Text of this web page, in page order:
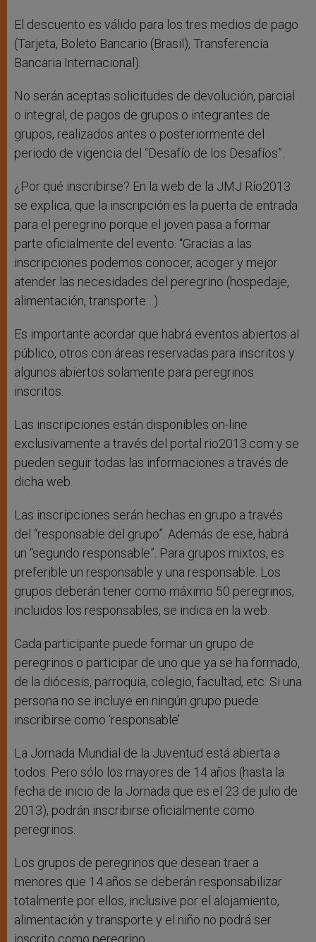
El descuento es válido para los tres medios de pago
(Tarjeta, Boleto Bancario (Brasil), Transferencia
Bancaria Internacional).
No serán aceptas solicitudes de devolución, parcial
o integral, de pagos de grupos o integrantes de
grupos, realizados antes o posteriormente del
periodo de vigencia del “Desafío de los Desafíos”.
¿Por qué inscribirse? En la web de la JMJ Río2013
se explica, que la inscripción es la puerta de entrada
para el peregrino porque el joven pasa a formar
parte oficialmente del evento. “Gracias a las
inscripciones podemos conocer, acoger y mejor
atender las necesidades del peregrino (hospedaje,
alimentación, transporte…).
Es importante acordar que habrá eventos abiertos al
público, otros con áreas reservadas para inscritos y
algunos abiertos solamente para peregrinos
inscritos.
Las inscripciones están disponibles on-line
exclusivamente a través del portal rio2013.com y se
pueden seguir todas las informaciones a través de
dicha web.
Las inscripciones serán hechas en grupo a través
del “responsable del grupo”. Además de ese, habrá
un “segundo responsable”. Para grupos mixtos, es
preferible un responsable y una responsable. Los
grupos deberán tener como máximo 50 peregrinos,
incluidos los responsables, se indica en la web.
Cada participante puede formar un grupo de
peregrinos o participar de uno que ya se ha formado,
de la diócesis, parroquia, colegio, facultad, etc. Si una
persona no se incluye en ningún grupo puede
inscribirse como ‘responsable’.
La Jornada Mundial de la Juventud está abierta a
todos. Pero sólo los mayores de 14 años (hasta la
fecha de inicio de la Jornada que es el 23 de julio de
2013), podrán inscribirse oficialmente como
peregrinos.
Los grupos de peregrinos que desean traer a
menores que 14 años se deberán responsabilizar
totalmente por ellos, inclusive por el alojamiento,
alimentación y transporte y el niño no podrá ser
inscrito como peregrino.